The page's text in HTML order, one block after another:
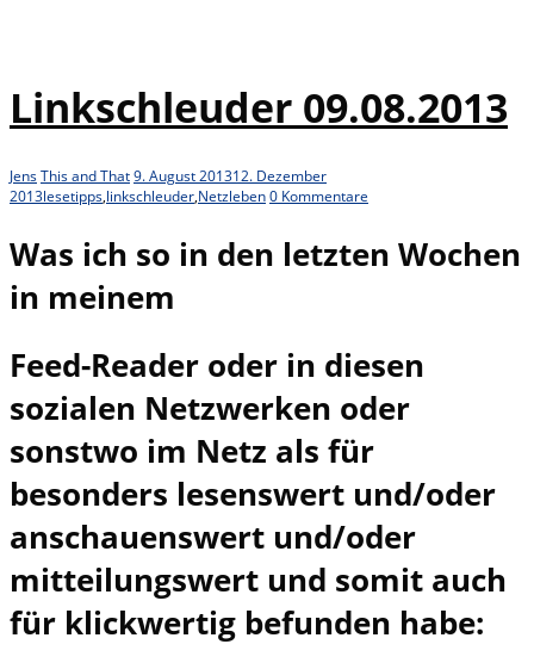
Linkschleuder 09.08.2013
JensThis and That9. August 201312. Dezember
2013lesetipps,linkschleuder,Netzleben0 Kommentare
Was ich so in den letzten Wochen
in meinem
Feed-Reader oder in diesen
sozialen Netzwerken oder
sonstwo im Netz als für
besonders lesenswert und/oder
anschauenswert und/oder
mitteilungswert und somit auch
für klickwertig befunden habe: